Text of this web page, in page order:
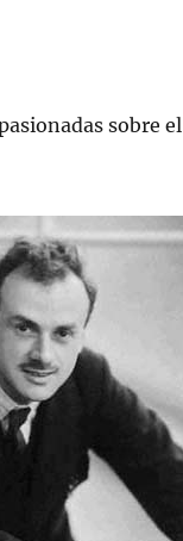
sobre el